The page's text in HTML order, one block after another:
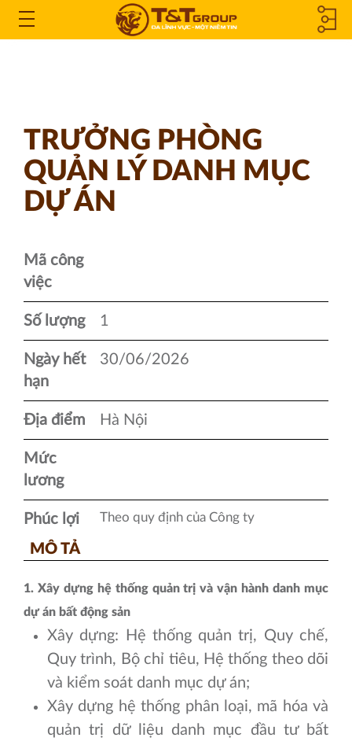
Open
CÔNG TY
LIÊN KẾT
TRƯỞNG PHÒNG
QUẢN LÝ DANH MỤC
DỰ ÁN
Mã công
việc
Số lượng 1
Ngày hết
hạn
30/06/2026
Địa điểm Hà Nội
Mức
lương
Phúc lợi Theo quy định của Công ty
MÔ TẢ
1. Xây dựng hệ thống quản trị và vận hành danh mục
dự án bất động sản
Xây dựng: Hệ thống quản trị, Quy chế,
Quy trình, Bộ chỉ tiêu, Hệ thống theo dõi
và kiểm soát danh mục dự án;
Xây dựng hệ thống phân loại, mã hóa và
quản trị dữ liệu danh mục đầu tư bất